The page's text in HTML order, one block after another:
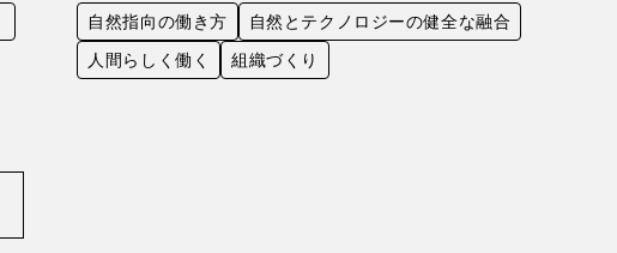
自然指向の働き方
自然とテクノロジーの健全な融合
人間らしく働く
組織づくり